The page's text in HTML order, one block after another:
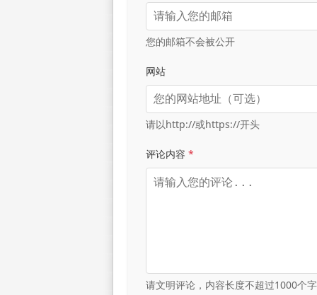
您的邮箱不会被公开
网站
请以http://或https://开头
评论内容 *
请文明评论，内容长度不超过1000个